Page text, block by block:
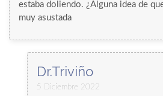
estaba doliendo. ¿Alguna idea de
muy asustada
Dr.Triviño
5 Diciembre 2022